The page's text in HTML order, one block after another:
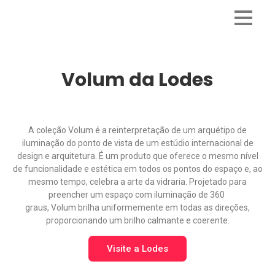
Volum da Lodes
A coleção Volum é a reinterpretação de um arquétipo de
iluminação do ponto de vista de um estúdio internacional de
design e arquitetura. É um produto que oferece o mesmo nível
de funcionalidade e estética em todos os pontos do espaço e, ao
mesmo tempo, celebra a arte da vidraria. Projetado para
preencher um espaço com iluminação de 360 ​​
graus, Volum brilha uniformemente em todas as direções,
proporcionando um brilho calmante e coerente.
Visite a Lodes